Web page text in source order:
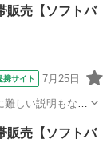
販売【ソフトバ
携サイト 7月25日
しい説明もない
ンのご相談対
販売【ソフトバ